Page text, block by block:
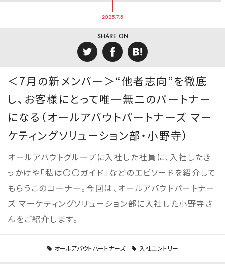
2025.7.8
SHARE ON
＜7月の新メンバー＞“他者志向”を徹底
し、お客様にとって唯一無二のパートナー
になる（オールアバウトパートナーズ マー
ケティングソリューション部・小野寺）
オールアバウトグループに入社した社員に、入社したき
っかけや「私は〇〇ガイド」などのエピソードを紹介して
もらうこのコーナー。今回は、オールアバウトパートナー
ズ マーケティングソリューション部に入社した小野寺さ
んをご紹介します。
オールアバウトパートナーズ 入社エントリー